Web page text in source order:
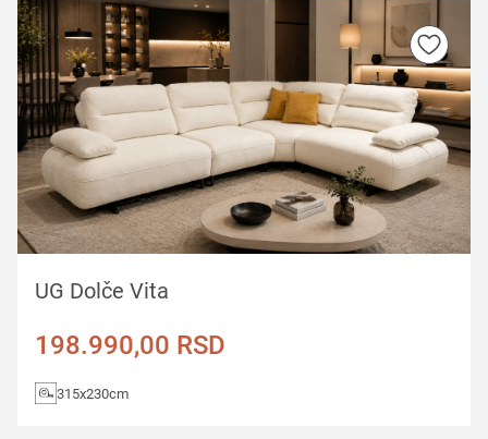
UG Dolče Vita
198.990,00 RSD
315x230cm